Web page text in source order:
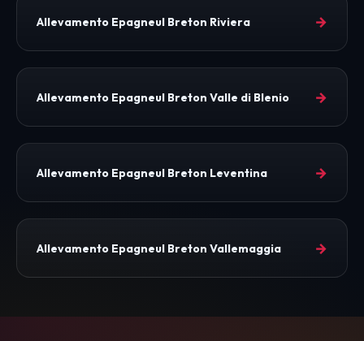
Allevamento Epagneul Breton Riviera →
Allevamento Epagneul Breton Valle di Blenio →
Allevamento Epagneul Breton Leventina →
Allevamento Epagneul Breton Vallemaggia →